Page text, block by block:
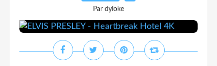
Par dyloke